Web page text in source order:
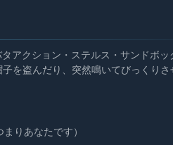
アクション・ステルス・サンドボ
を盗んだり、突然鳴いてびっくり
りあなたです）